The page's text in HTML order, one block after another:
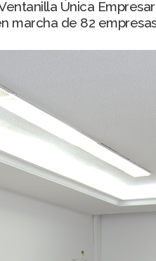
Única
marcha de 82